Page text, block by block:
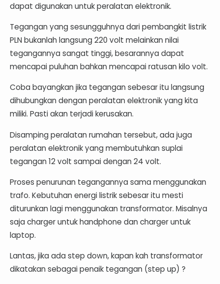
dapat digunakan untuk peralatan elektronik.
Tegangan yang sesungguhnya dari pembangkit listrik
PLN bukanlah langsung 220 volt melainkan nilai
tegangannya sangat tinggi, besarannya dapat
mencapai puluhan bahkan mencapai ratusan kilo volt.
Coba bayangkan jika tegangan sebesar itu langsung
dihubungkan dengan peralatan elektronik yang kita
miliki. Pasti akan terjadi kerusakan.
Disamping peralatan rumahan tersebut, ada juga
peralatan elektronik yang membutuhkan suplai
tegangan 12 volt sampai dengan 24 volt.
Proses penurunan tegangannya sama menggunakan
trafo. Kebutuhan energi listrik sebesar itu mesti
diturunkan lagi menggunakan transformator. Misalnya
saja charger untuk handphone dan charger untuk
laptop.
Lantas, jika ada step down, kapan kah transformator
dikatakan sebagai penaik tegangan (step up) ?